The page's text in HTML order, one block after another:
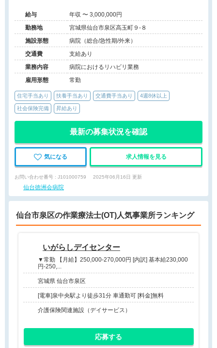
給与
年収 〜 3,000,000円
勤務地
宮城県仙台市泉区高玉町９-８
施設形態
病院（総合/急性期/外来）
交通費
支給あり
業務内容
病院におけるリハビリ業務
雇用形態
常勤
住宅手当あり 扶養手当あり 交通費手当あり 4週8休以上
社会保険完備 昇給あり
最新の募集状況を確認
気になる 求人情報を見る
お問い合わせ番号 : J101000759 2025年06月16日 更新
仙台徳洲会病院
仙台市泉区の作業療法士(OT)人気事業所ランキング
いがらしデイセンター
▼常勤 【月給】250,000-270,000円 [内訳] 基本給230,000
円-250,...
宮城県 仙台市泉区
[電車]泉中央駅より徒歩31分 車通勤可 [料金]無料
介護保険関連施設（デイサービス）
応募する